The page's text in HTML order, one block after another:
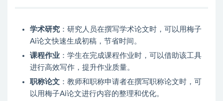
学术研究 ：研究人员在撰写学术论文时，可以用梅子
Ai论文快速生成初稿，节省时间。
课程作业 ：学生在完成课程作业时，可以借助该工具
进行高效写作，提升作业质量。
职称论文 ：教师和职称申请者在撰写职称论文时，可
以用梅子Ai论文进行内容的整理和优化。